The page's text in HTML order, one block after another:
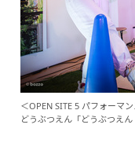
＜OPEN SITE 5 パフォーマ
どうぶつえん「どうぶつえ